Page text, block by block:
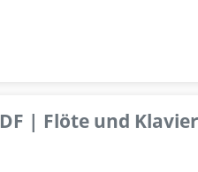
| Flöte und Klavier